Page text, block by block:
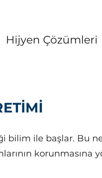
Hijyen Çözümleri
bilim ile başlar. Bu
korunmasına